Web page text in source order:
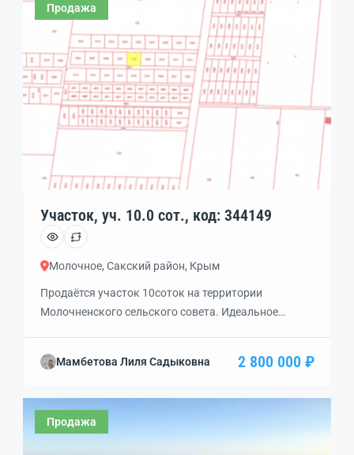
по новой трассе 12 минут. Рядом на расстоянии 2
км — море с шикарными песчаными пляжами.
Отличное […]
Продажа
Участок, уч. 10.0 сот., код: 344149
Молочное, Сакский район, Крым
Продаётся участок 10соток на территории
Молочненского сельского совета. Идеальное
поселения — возможность получения
проведено. До моря — около 2 км. Категория
Мамбетова Лиля Садыковна 2 800 000 ₽
Продажа